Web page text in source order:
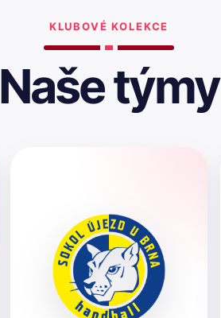
KLUBOVÉ KOLEKCE
Naše týmy